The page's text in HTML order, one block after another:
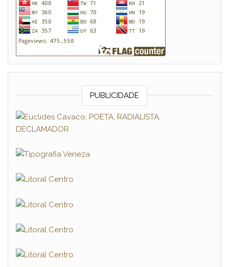
PUBLICIDADE